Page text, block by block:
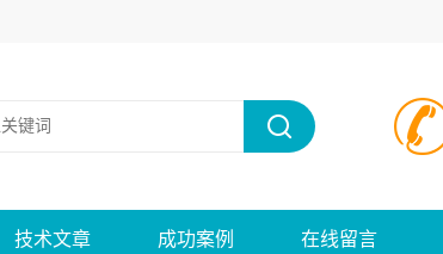
技术文章 成功案例 在线留言